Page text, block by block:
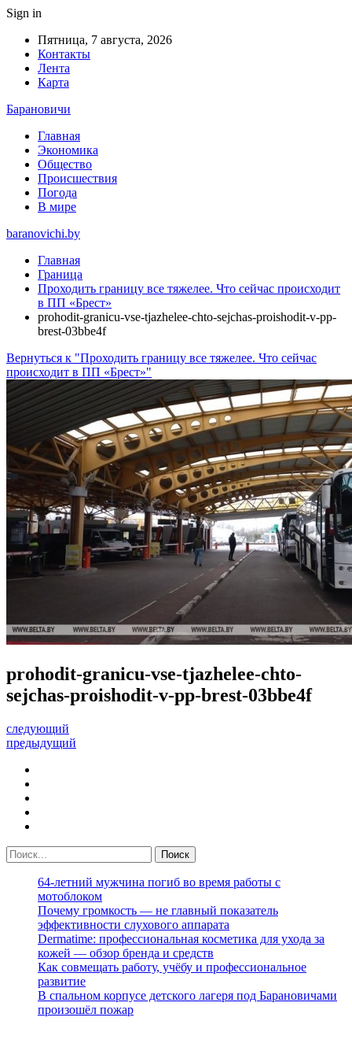
Sign in
Пятница, 7 августа, 2026
Контакты
Лента
Карта
Барановичи
Главная
Экономика
Общество
Происшествия
Погода
В мире
baranovichi.by
Главная
Граница
Проходить границу все тяжелее. Что сейчас происходит
в ПП «Брест»
prohodit-granicu-vse-tjazhelee-chto-sejchas-proishodit-v-pp-
brest-03bbe4f
Вернуться к "Проходить границу все тяжелее. Что сейчас
происходит в ПП «Брест»"
prohodit-granicu-vse-tjazhelee-chto-
sejchas-proishodit-v-pp-brest-03bbe4f
следующий
предыдущий
64-летний мужчина погиб во время работы с
мотоблоком
Почему громкость — не главный показатель
эффективности слухового аппарата
Dermatime: профессиональная косметика для ухода за
кожей — обзор бренда и средств
Как совмещать работу, учёбу и профессиональное
развитие
В спальном корпусе детского лагеря под Барановичами
произошёл пожар